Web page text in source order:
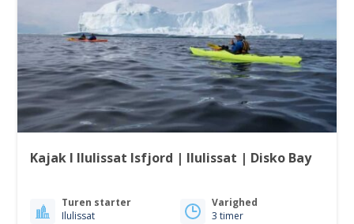
Kajak I Ilulissat Isfjord | Ilulissat | Disko Bay
Turen starter
Ilulissat
Varighed
3 timer